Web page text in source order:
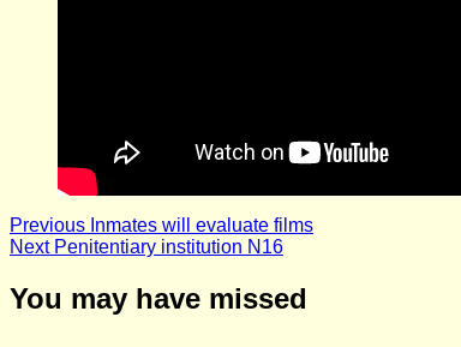
Post
navigation
Previous Inmates will evaluate films
NextPenitentiary institution N16
You may have missed